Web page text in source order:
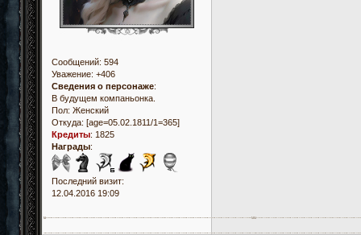
Сообщений: 594
Уважение: +406
Сведения о персонаже:
В будущем компаньонка.
Пол: Женский
Откуда: [age=05.02.1811/1=365]
Кредиты: 1825
Награды:
Последний визит:
12.04.2016 19:09